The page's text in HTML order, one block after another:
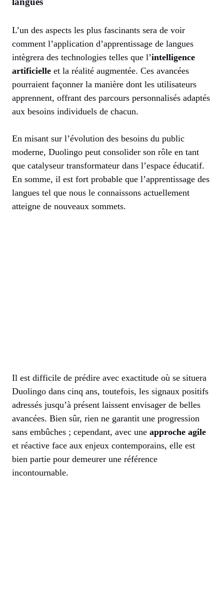
L’un des aspects les plus fascinants sera de voir
comment l’application d’apprentissage de langues
intègrera des technologies telles que l’intelligence
artificielle et la réalité augmentée. Ces avancées
pourraient façonner la manière dont les utilisateurs
apprennent, offrant des parcours personnalisés adaptés
aux besoins individuels de chacun.
En misant sur l’évolution des besoins du public
moderne, Duolingo peut consolider son rôle en tant
que catalyseur transformateur dans l’espace éducatif.
En somme, il est fort probable que l’apprentissage des
langues tel que nous le connaissons actuellement
atteigne de nouveaux sommets.
Il est difficile de prédire avec exactitude où se situera
Duolingo dans cinq ans, toutefois, les signaux positifs
adressés jusqu’à présent laissent envisager de belles
avancées. Bien sûr, rien ne garantit une progression
sans embûches ; cependant, avec une approche agile
et réactive face aux enjeux contemporains, elle est
bien partie pour demeurer une référence
incontournable.